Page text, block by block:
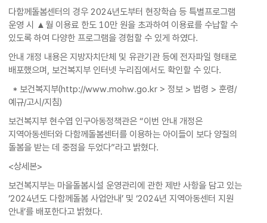
다함께돌봄센터의 경우 2024년도부터 현장학습 등 특별프로그램
운영 시 ▲월 이용료 한도 10만 원을 초과하여 이용료를 수납할 수
있도록 하여 다양한 프로그램을 경험할 수 있게 하였다.
안내 개정 내용은 지방자치단체 및 유관기관 등에 전자파일 형태로
배포했으며, 보건복지부 인터넷 누리집에서도 확인할 수 있다.
* 보건복지부(http://www.mohw.go.kr > 정보 > 법령 > 훈령/
예규/고시/지침)
보건복지부 현수엽 인구아동정책관은 “이번 안내 개정은
지역아동센터와 다함께돌봄센터를 이용하는 아이들이 보다 양질의
돌봄을 받는 데 중점을 두었다”라고 밝혔다.
<상세본>
보건복지부는 마을돌봄시설 운영관리에 관한 제반 사항을 담고 있는
‘2024년도 다함께돌봄 사업안내’ 및 ‘2024년 지역아동센터 지원
안내’를 배포한다고 밝혔다.